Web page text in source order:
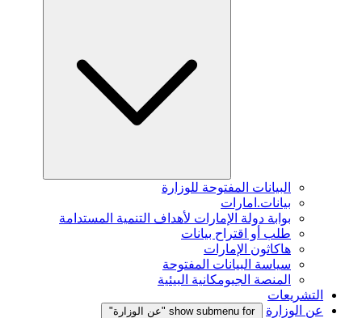
البيانات المفتوحة للوزارة
بيانات.امارات
بوابة دولة الإمارات لأهداف التنمية المستدامة
طلب أو اقتراح بيانات
هاكاثون الإمارات
سياسة البيانات المفتوحة
المنصة الجيومكانية البيئية
التشريعات
عن الوزارة
show submenu for "عن الوزارة"